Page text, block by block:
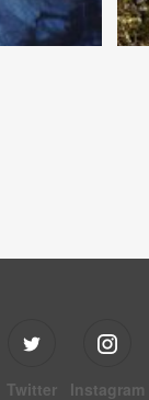
Twitter Instagram